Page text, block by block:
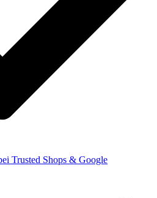
bei Trusted Shops & Google